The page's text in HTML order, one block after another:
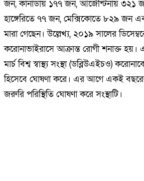
জন, কানাডায় ১৭৭ জন, আর্জেন্টিনায় ৩২১
হাঙ্গেরিতে ৭৭ জন, মেক্সিকোতে ৮২৯
মারা গেছেন। উল্লেখ্য, ২০১৯ সালের
করোনাভাইরাসে আক্রান্ত রোগী শনাক্ত
মার্চ বিশ্ব স্বাস্থ্য সংস্থা (ডব্লিউএইচও)
হিসেবে ঘোষণা করে। এর আগে একই
জরুরি পরিস্থিতি ঘোষণা করে সংস্থাটি।